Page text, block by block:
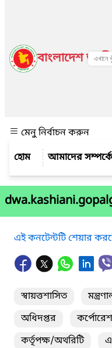
বাংলাদেশ
মেনু নির্বাচন করুন
আমাদের
এই কনটেন্টটি শেয়ার
স্বায়ত্তশাসিত
অধিদপ্তর
কর্তৃপক্ষ/অথরিটি